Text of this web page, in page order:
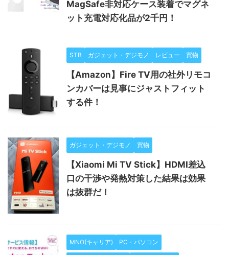
MagSafe非対応ケース装着でマグネ
ット充電対応化品が2千円！
STB ガジェット・デジモノ レビュー 買物
【Amazon】Fire TV用の社外リモコ
ンカバーは見事にジャストフィット
する件！
ガジェット・デジモノ 買物
【Xiaomi Mi TV Stick】HDMI差込
口の干渉や発熱対策した結果は効果
は抜群だ！
MNO(キャリア) PC・パソコン